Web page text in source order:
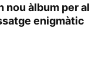
nou àlbum per al
enigmàtic